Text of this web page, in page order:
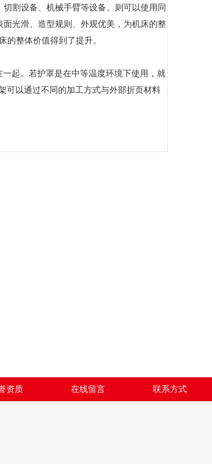
割设备、机械手臂等设备。则可以使用同
光滑、造型规则、外观优美，为机床的整
的整体价值得到了提升。
起。若护罩是在中等温度环境下使用，就
可以通过不同的加工方式与外部折页材料
资质 在线留言 联系方式